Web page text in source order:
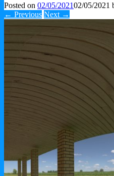
Posted on 02/05/202102/05/2021
← Previous Next →